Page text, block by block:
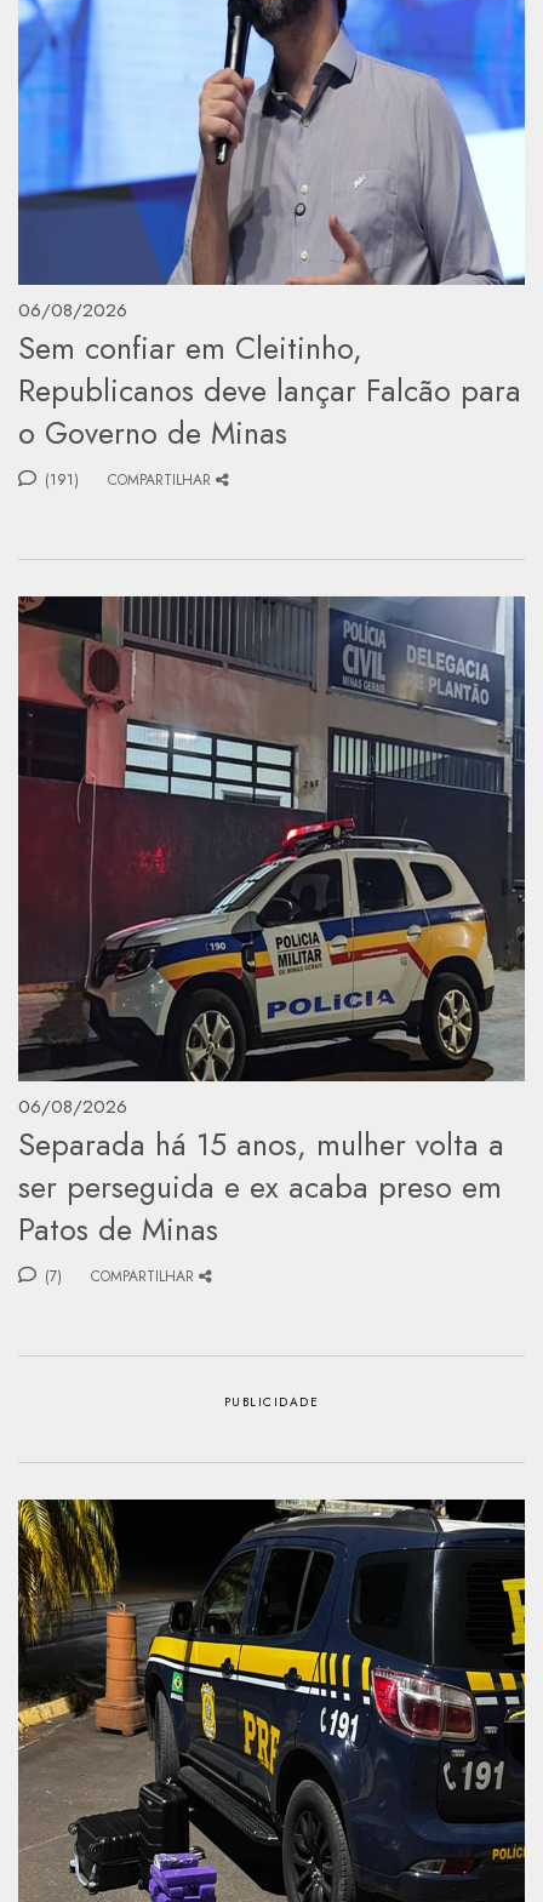
06/08/2026
Sem confiar em Cleitinho,
Republicanos deve lançar Falcão para
o Governo de Minas
(191) COMPARTILHAR
06/08/2026
Separada há 15 anos, mulher volta a
ser perseguida e ex acaba preso em
Patos de Minas
(7) COMPARTILHAR